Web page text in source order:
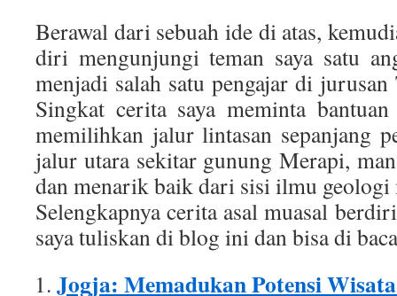
Berawal dari sebuah ide di atas,
diri mengunjungi teman saya satu
menjadi salah satu pengajar di
Singkat cerita saya meminta
memilihkan jalur lintasan sepanjang
jalur utara sekitar gunung Merapi,
dan menarik baik dari sisi ilmu geologi
Selengkapnya cerita asal muasal
saya tuliskan di blog ini dan bisa di
Jogja: Memadukan Potensi